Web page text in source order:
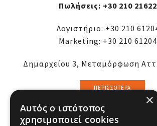
Πωλήσεις: +30 210
Λογιστήριο: +30 210
Marketing: +30 210
Δημαρχείου 3, Μεταμόρφωση
ΠΕΡΙΣΣΌΤΕΡΑ
×
Αυτός ο ιστότοπος
χρησιμοποιεί cookies